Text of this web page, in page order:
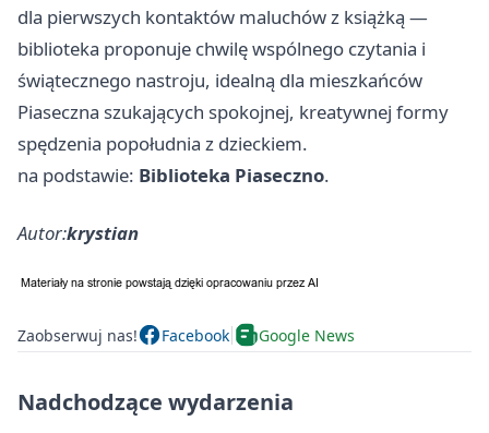
dla pierwszych kontaktów maluchów z książką —
biblioteka proponuje chwilę wspólnego czytania i
świątecznego nastroju, idealną dla mieszkańców
Piaseczna szukających spokojnej, kreatywnej formy
spędzenia popołudnia z dzieckiem.
na podstawie: Biblioteka Piaseczno.
Autor:krystian
Zaobserwuj nas! Facebook Google News
Nadchodzące wydarzenia